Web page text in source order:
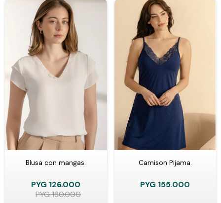
Blusa con mangas.
PYG 126.000
PYG180.000
Camison Pijama.
PYG 155.000